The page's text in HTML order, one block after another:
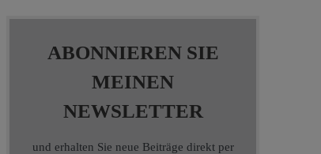
ABONNIEREN SIE
MEINEN
NEWSLETTER
und erhalten Sie neue Beiträge direkt per